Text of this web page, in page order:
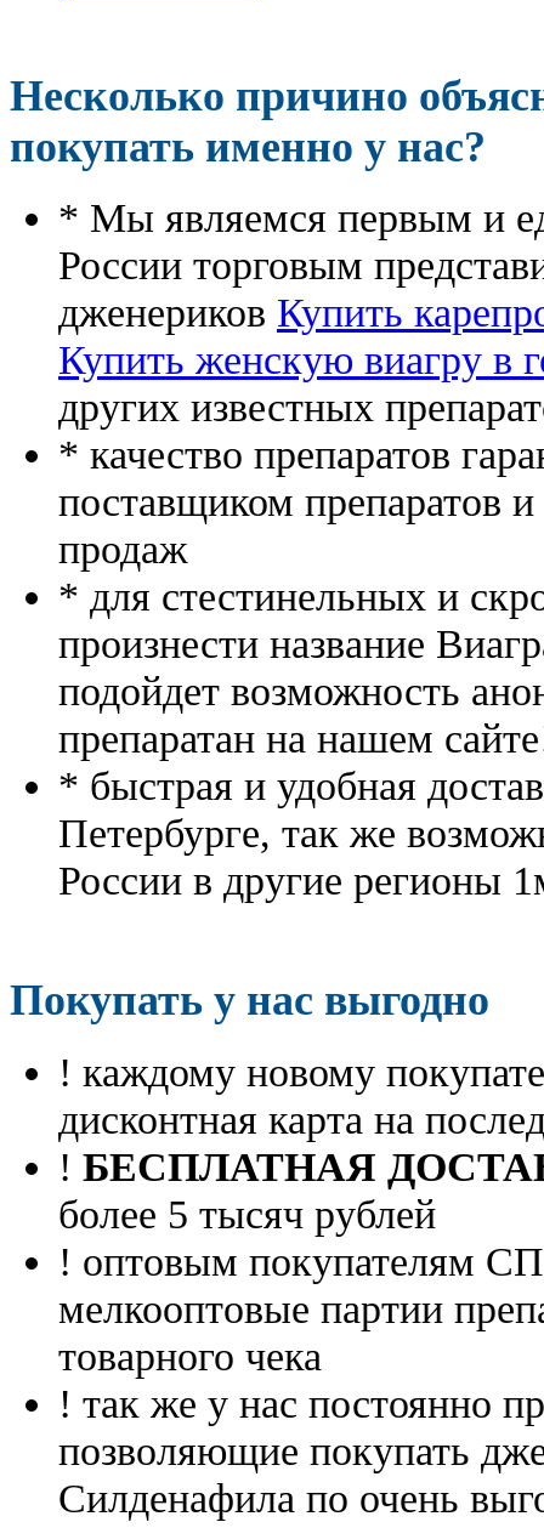
Несколько причино
покупать именно у нас?
* Мы являемся первым и
России торговым
дженериков Купить
Купить женскую виагру в
других известных
* качество препаратов
поставщиком препаратов
продаж
* для стестинельных и
произнести название
подойдет возможность
препаратан на нашем
* быстрая и удобная
Петербурге, так же
России в другие регионы
Покупать у нас выгодно
! каждому новому
дисконтная карта на
! БЕСПЛАТНАЯ
более 5 тысяч рублей
! оптовым покупателям
мелкооптовые партии
товарного чека
! так же у нас постоянно
позволяющие покупать
Силденафила по очень